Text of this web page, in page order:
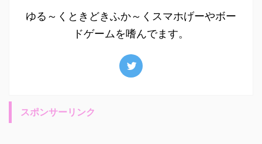
ゆる～くときどきふか～くスマホげーやボー
ドゲームを嗜んでます。
スポンサーリンク